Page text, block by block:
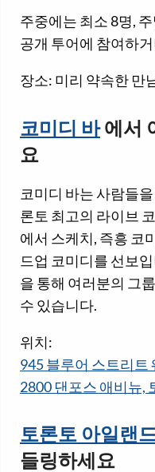
주중에는 최소 8명,
공개 투어에 참여하
장소: 미리 약속한 만
코미디 바에서
요
코미디 바는 사람들
론토 최고의 라이브
에서 스케치, 즉흥 코
드업 코미디를 선보
을 통해 여러분의 그
수 있습니다.
위치:
945 블루어 스트리트
2800 댄포스 애비뉴,
토론토 아일랜
들링하세요